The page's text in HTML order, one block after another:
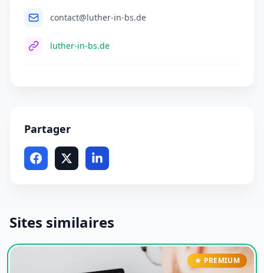
contact@luther-in-bs.de
luther-in-bs.de
Partager
Sites similaires
PREMIUM